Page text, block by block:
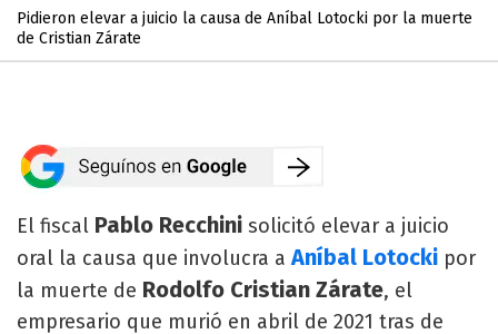
Pidieron elevar a juicio la causa de Aníbal Lotocki por la muerte
de Cristian Zárate
El fiscal Pablo Recchini solicitó elevar a juicio
oral la causa que involucra a Aníbal Lotocki por
la muerte de Rodolfo Cristian Zárate, el
empresario que murió en abril de 2021 tras de